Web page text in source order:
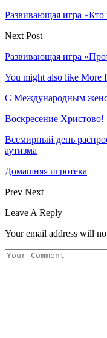
Развивающая игра «Кто
Next Post
Развивающая игра
You might also like More
С Международным
Воскресение Xристово!
Всемирный день
аутизма
Домашняя игротека
Prev Next
Leave A Reply
Your email address will